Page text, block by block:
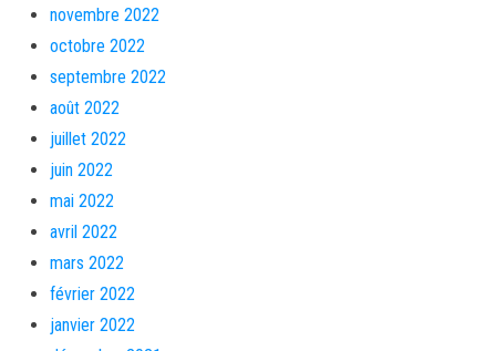
novembre 2022
octobre 2022
septembre 2022
août 2022
juillet 2022
juin 2022
mai 2022
avril 2022
mars 2022
février 2022
janvier 2022